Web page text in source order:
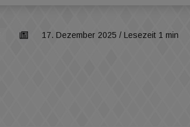
17. Dezember 2025 / Lesezeit 1 min